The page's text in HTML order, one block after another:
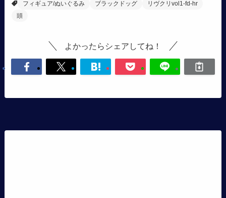
フィギュア/ぬいぐるみ
ブラックドッグ
リヴクリvol1-fd-hr
頭
よかったらシェアしてね！